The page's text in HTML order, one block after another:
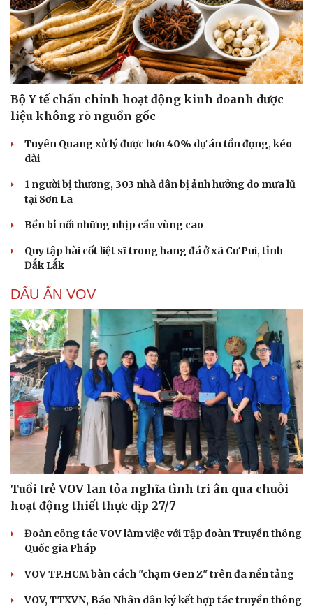
Bộ Y tế chấn chỉnh hoạt động kinh doanh dược
liệu không rõ nguồn gốc
Tuyên Quang xử lý được hơn 40% dự án tồn đọng, kéo
dài
1 người bị thương, 303 nhà dân bị ảnh hưởng do mưa lũ
tại Sơn La
Bền bỉ nối những nhịp cầu vùng cao
Quy tập hài cốt liệt sĩ trong hang đá ở xã Cư Pui, tỉnh
Đắk Lắk
DẤU ẤN VOV
Tuổi trẻ VOV lan tỏa nghĩa tình tri ân qua chuỗi
hoạt động thiết thực dịp 27/7
Đoàn công tác VOV làm việc với Tập đoàn Truyền thông
Quốc gia Pháp
VOV TP.HCM bàn cách "chạm Gen Z" trên đa nền tảng
VOV, TTXVN, Báo Nhân dân ký kết hợp tác truyền thông